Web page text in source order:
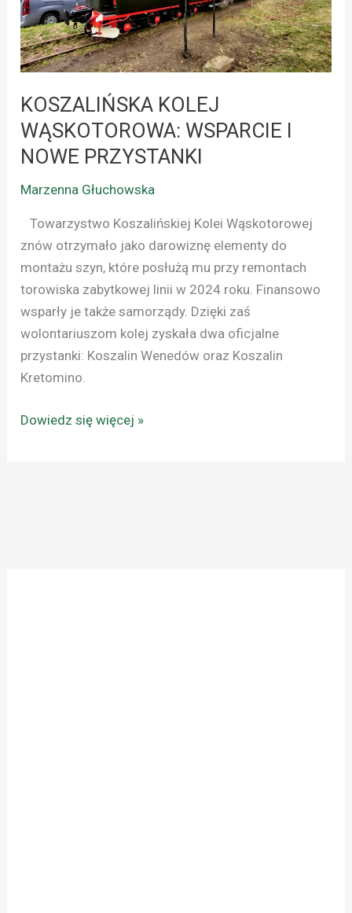
KOSZALIŃSKA KOLEJ
WĄSKOTOROWA: WSPARCIE I
NOWE PRZYSTANKI
Marzenna Głuchowska
Towarzystwo Koszalińskiej Kolei Wąskotorowej
znów otrzymało jako darowiznę elementy do
montażu szyn, które posłużą mu przy remontach
torowiska zabytkowej linii w 2024 roku. Finansowo
wsparły je także samorządy. Dzięki zaś
wolontariuszom kolej zyskała dwa oficjalne
przystanki: Koszalin Wenedów oraz Koszalin
Kretomino.
I
NOWE
PRZYSTANKI
Dowiedz się więcej »